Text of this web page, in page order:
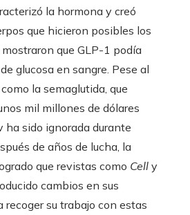
la hormona y creó
que hicieron posibles los
que GLP-1 podía
glucosa en sangre. Pese al
la semaglutida, que
mil millones de dólares
ha sido ignorada durante
de años de lucha, la
que revistas como Cell y
cambios en sus
recoger su trabajo con estas